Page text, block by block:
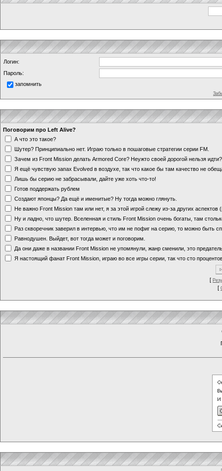
Логин:
Пароль:
запомнить
Поговорим про Left Alive?
А что это такое?
Шутер? Принципиально нет. Играю только в пошаговые стратегии серии FM.
Зачем из Front Mission делать Armored Core? Неужто своей дорогой нельзя
Я ещё чувствую запах Evolved в воздухе, так что какое бы там качество не
Лишь бы серию не забрасывали, дайте уже хоть что-то!
Готов поддержать рублем
Создают японцы? Да ещё и именитые? Ну тогда можно глянуть.
Не важно Front Mission там или нет, я за этой игрой слежу из-за других аспектов
Ну и ладно, что шутер. Вселенная и стиль Front Mission очень богаты, там
Раз скворечник заверил в интервью, что им не пофиг на серию, то можно быть
Равнодушен. Выйдет, вот тогда может и поговорим.
Да они даже в названии Front Mission не упомянули, жанр сменили, это
Я настоящий фанат Front Mission, играю во все игры серии, так что сто
[
[